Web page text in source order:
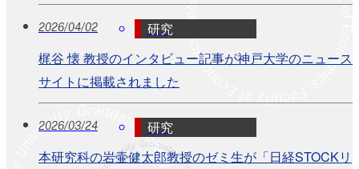
2026/04/02
研究
梶谷 懐 教授のインタビュー記事が神戸大学のニュース
サイトに掲載されました
2026/03/24
研究
本研究科の岩壷健太郎教授のゼミ生が「日経STOCKリ